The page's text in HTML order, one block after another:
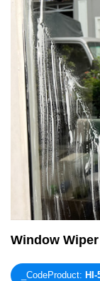
Window
_CodeProduct: HI-